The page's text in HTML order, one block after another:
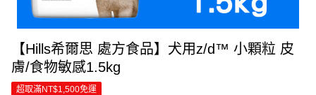
【Hills希爾思 處方食品】犬用z/d™ 小顆粒 皮
膚/食物敏感1.5kg
超取滿NT$1,500免運